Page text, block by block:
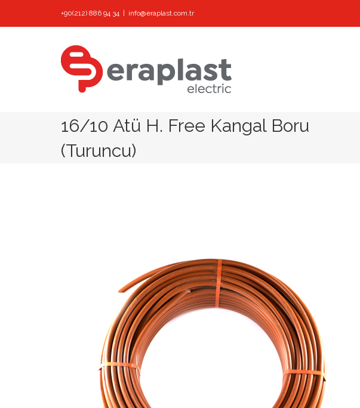
+90(212) 886 94 34 info@eraplast.com.tr
16/10 Atü H. Free Kangal Boru
(Turuncu)